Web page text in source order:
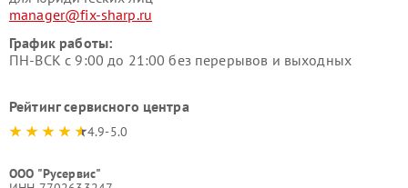
manager@fix-sharp.ru
График работы:
ПН-ВСК с 9:00 до 21:00 без перерывов и выходных
Рейтинг сервисного центра
4.9-5.0
ООО "Русервис"